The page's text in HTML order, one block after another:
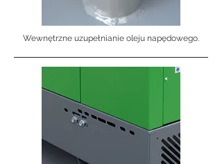
Wewnętrzne uzupełnianie oleju napędowego.